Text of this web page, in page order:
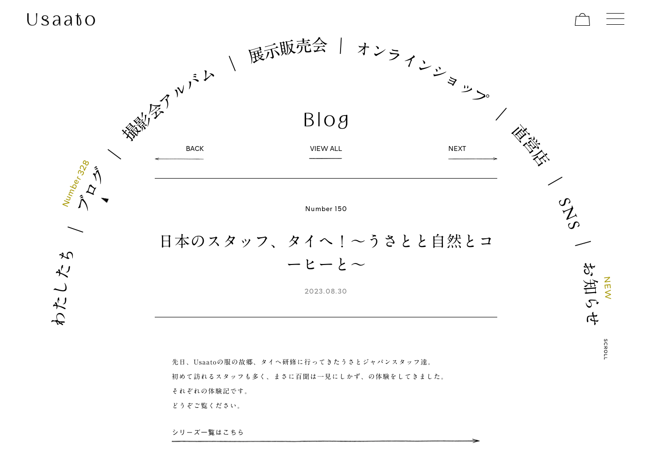
わ
た
し
た
ち
｜
N
um
b
e
r
328
ブ
ロ
グ
｜
撮
影会アルバム
｜ 展示販売会 ｜ オ ンラ イ ンショップ
｜
直
営
店
｜
S
N
S
｜
N
E
W
お
知
ら
せ
BACK VIEW ALL NEXT
Number 150
日本のスタッフ、タイへ！〜うさとと自然とコ
ーヒーと〜
2023.08.30
先日、Usaatoの服の故郷、タイへ研修に行ってきたうさとジャパンスタッフ達。
初めて訪れるスタッフも多く、まさに百聞は一見にしかず、の体験をしてきました。
それぞれの体験記です。
どうぞご覧ください。
シリーズ一覧はこちら